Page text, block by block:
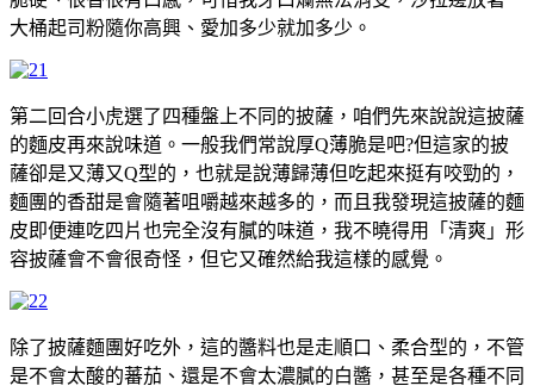
大桶起司粉隨你高興、愛加多少就加多少。
第二回合小虎選了四種盤上不同的披薩，咱們先來說說這披薩
的麵皮再來說味道。一般我們常說厚Q薄脆是吧?但這家的披
薩卻是又薄又Q型的，也就是說薄歸薄但吃起來挺有咬勁的，
麵團的香甜是會隨著咀嚼越來越多的，而且我發現這披薩的麵
皮即便連吃四片也完全沒有膩的味道，我不曉得用「清爽」形
容披薩會不會很奇怪，但它又確然給我這樣的感覺。
除了披薩麵團好吃外，這的醬料也是走順口、柔合型的，不管
是不會太酸的蕃茄、還是不會太濃膩的白醬，甚至是各種不同